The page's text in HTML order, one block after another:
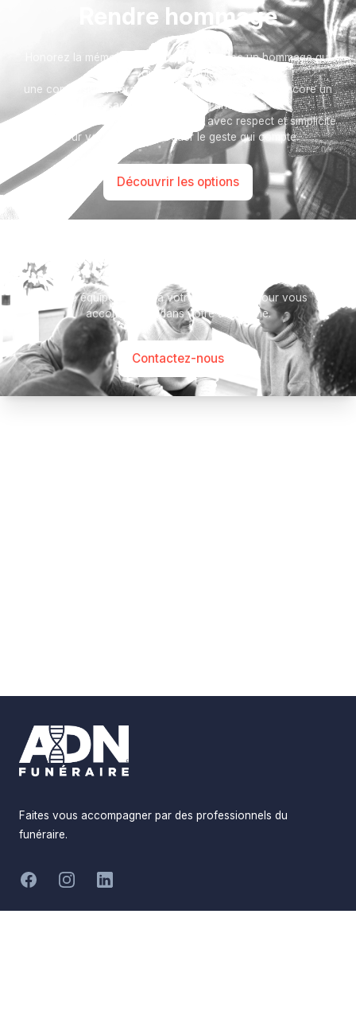
Informations
Rendre hommage
Honorez la mémoire de votre proche avec un hommage qui
vous ressemble :
une composition florale, une plaque, un arbre, ou encore un
message accompagné d'une photo.
Toutes nos options sont présentées avec respect et simplicité
pour vous aider à marquer le geste qui compte.
Découvrir les options
Notre équipe se tient à votre disposition pour vous
accompagner dans votre démarche.
Contactez-nous
Footer
Faites vous accompagner par des professionnels du
funéraire.
FacebookInstagramLinkedIn